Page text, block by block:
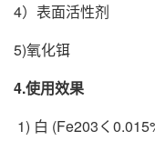
4）表面活性剂
5)氧化铒
4.使用效果
1) 白 (Fe203く